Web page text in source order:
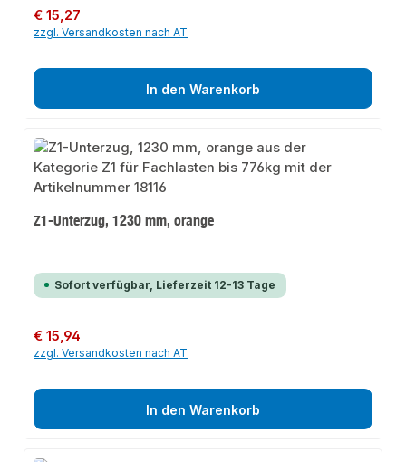
Regulärer Preis:
€ 15,27
zzgl. Versandkosten nach AT
In den Warenkorb
Z1-Unterzug, 1230 mm, orange
Sofort verfügbar, Lieferzeit 12-13 Tage
Regulärer Preis:
€ 15,94
zzgl. Versandkosten nach AT
In den Warenkorb